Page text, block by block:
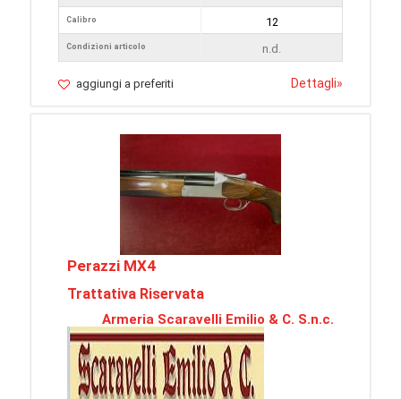
Calibro
Condizioni articolo
12
n.d.
aggiungi a preferiti Dettagli»
Perazzi MX4
Trattativa Riservata
Armeria Scaravelli Emilio & C. S.n.c.